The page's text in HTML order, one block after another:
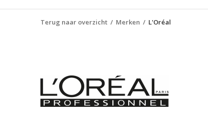
Terug naar overzicht Merken L'Oréal